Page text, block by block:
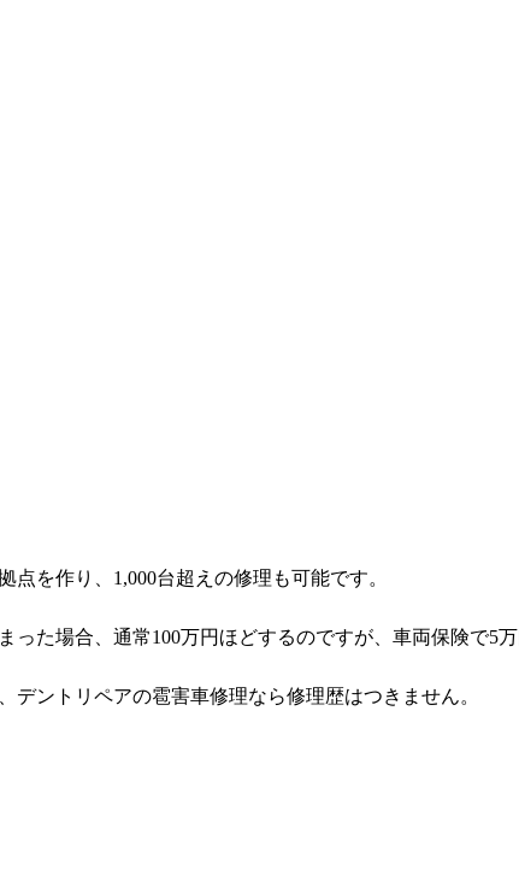
を作り、1,000台超えの修理も可能です。
た場合、通常100万円ほどするのですが、車両保険で5万
ントリペアの雹害車修理なら修理歴はつきません。